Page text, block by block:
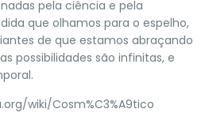
pela ciência e pela
que olhamos para o espelho,
de que estamos abraçando
possibilidades são infinitas, e
wiki/Cosm%C3%A9tico